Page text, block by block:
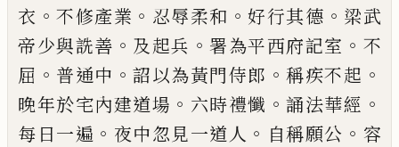
衣 。不修產業 。 忍辱柔和 。好行其德 。 梁武
帝少與詵善 。 及起兵 。署為平西府記室 。 不
屈 。 普通中 。詔以為黃門侍郎 。稱疾不起 。
晚年於宅內建道場 。 六時禮懺 。誦法華經 。
每日一遍 。 夜中忽見一道人 。 自稱願公 。 容